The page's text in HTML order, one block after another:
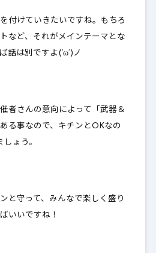
付けていきたいですね。もちろ
など、それがメインテーマとな
話は別ですよ(‘ω’)ノ
者さんの意向によって「武器＆
る事なので、キチンとOKなの
ょう。
と守って、みんなで楽しく盛り
いいですね！